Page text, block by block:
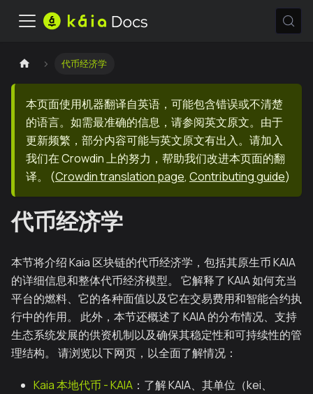
代币经济学
本页面使用机器翻译自英语，可能包含错误或不清楚
的语言。如需最准确的信息，请参阅英文原文。由于
更新频繁，部分内容可能与英文原文有出入。请加入
我们在 Crowdin 上的努力，帮助我们改进本页面的翻
译。
(Crowdin translation page, Contributing guide)
代币经济学
本节将介绍 Kaia 区块链的代币经济学，包括其原生币 KAIA
的详细信息和整体代币经济模型。 它解释了 KAIA 如何充当
平台的燃料、它的各种面值以及它在交易费用和智能合约执
行中的作用。 此外，本节还概述了 KAIA 的分布情况、支持
生态系统发展的供资机制以及确保其稳定性和可持续性的管
理结构。 请浏览以下网页，以全面了解情况：
Kaia 本地代币 - KAIA ：了解 KAIA、其单位（kei、